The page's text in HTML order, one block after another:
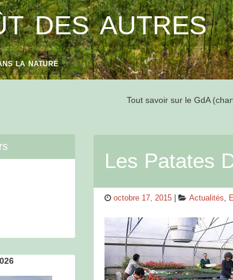
des autres
la nature
Tout savoir sur le GdA
Les Patates
Posted
octobre 17, 2015 Categories
Actualités,